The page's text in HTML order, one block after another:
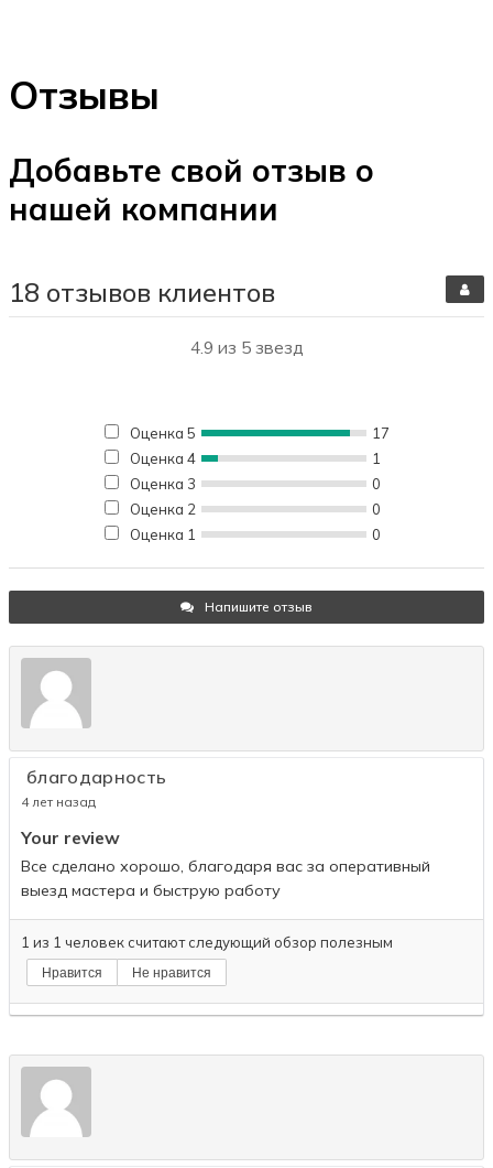
Отзывы
Добавьте свой отзыв о
нашей компании
18 отзывов клиентов
4.9 из 5 звезд
Оценка 5
17
Оценка 4
1
Оценка 3
0
Оценка 2
0
Оценка 1
0
Напишите отзыв
благодарность
4 лет назад
Your review
Все сделано хорошо, благодаря вас за оперативный
выезд мастера и быструю работу
1 из 1 человек считают следующий обзор полезным
Нравится Не нравится